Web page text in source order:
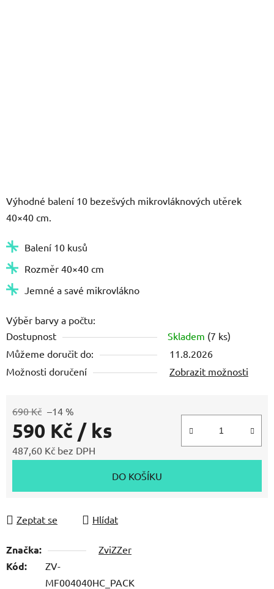
Výhodné balení 10 bezešvých mikrovláknových utěrek
40×40 cm.
Balení 10 kusů
Rozměr 40×40 cm
Jemné a savé mikrovlákno
Výběr barvy a počtu:
Dostupnost
Skladem (7 ks)
Můžeme doručit do:
11.8.2026
Možnosti doručení
Zobrazit možnosti
690 Kč –14 %
590 Kč / ks
487,60 Kč bez DPH
DO KOŠÍKU
Zeptat se Hlídat
Značka: ZviZZer
Kód:
ZV-
MF004040HC_PACK